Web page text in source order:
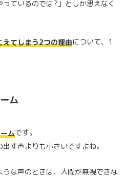
ているのでは?」としか思えなく
えてしまう2つの理由について、1
ム
ムです。
す声よりも小さいですよね。
な声のときは、人間が無視できな